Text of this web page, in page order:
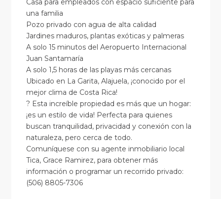
Casa para empleados con espacio suficiente para
una familia
Pozo privado con agua de alta calidad
Jardines maduros, plantas exóticas y palmeras
A solo 15 minutos del Aeropuerto Internacional
Juan Santamaría
A solo 1,5 horas de las playas más cercanas
Ubicado en La Garita, Alajuela, ¡conocido por el
mejor clima de Costa Rica!
? Esta increíble propiedad es más que un hogar:
¡es un estilo de vida! Perfecta para quienes
buscan tranquilidad, privacidad y conexión con la
naturaleza, pero cerca de todo.
Comuníquese con su agente inmobiliario local
Tica, Grace Ramirez, para obtener más
información o programar un recorrido privado:
(506) 8805-7306